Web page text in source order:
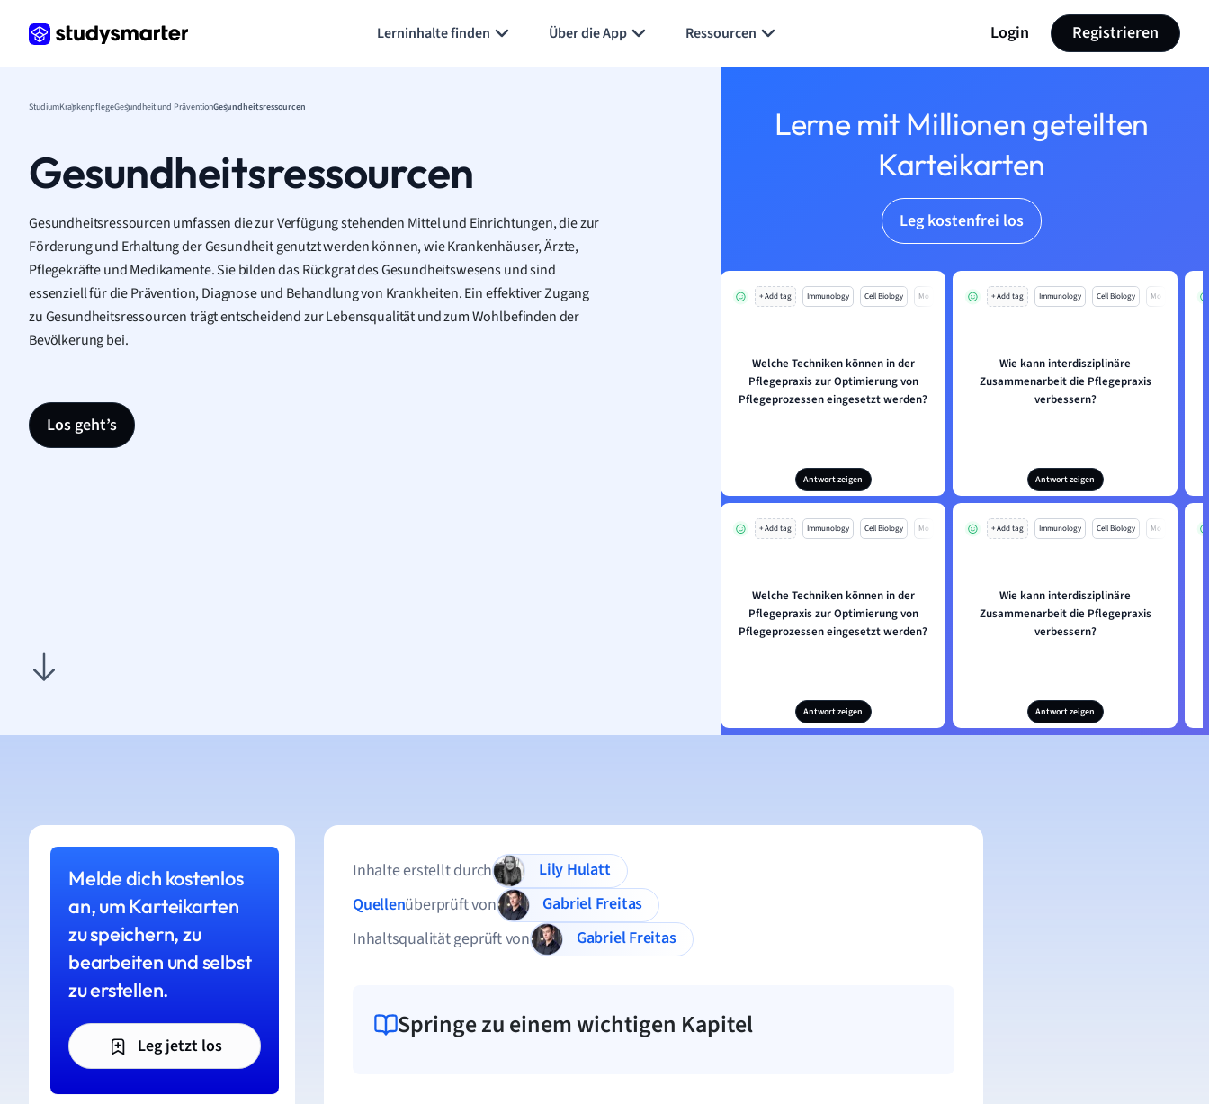
Lerninhalte finden Über die App Ressourcen Login Registrieren
StudiumKrankenpflegeGesundheit und PräventionGesundheitsressourcen
Gesundheitsressourcen
Gesundheitsressourcen umfassen die zur Verfügung stehenden Mittel und Einrichtungen, die zur
Förderung und Erhaltung der Gesundheit genutzt werden können, wie Krankenhäuser, Ärzte,
Pflegekräfte und Medikamente. Sie bilden das Rückgrat des Gesundheitswesens und sind
essenziell für die Prävention, Diagnose und Behandlung von Krankheiten. Ein effektiver Zugang
zu Gesundheitsressourcen trägt entscheidend zur Lebensqualität und zum Wohlbefinden der
Bevölkerung bei.
Los geht’s
Lerne mit Millionen geteilten
Karteikarten
Leg kostenfrei los
+ Add tag Immunology Cell Biology Mo
Welche Techniken können in der
Pflegepraxis zur Optimierung von
Pflegeprozessen eingesetzt werden?
Antwort zeigen
+ Add tag Immunology Cell Biology Mo
Wie kann interdisziplinäre
Zusammenarbeit die Pflegepraxis
verbessern?
Antwort zeigen
+ Add tag Immunology Cell Biology Mo
Welche Techniken können in der
Pflegepraxis zur Optimierung von
Pflegeprozessen eingesetzt werden?
Antwort zeigen
+ Add tag Immunology Cell Biology Mo
Wie kann interdisziplinäre
Zusammenarbeit die Pflegepraxis
verbessern?
Antwort zeigen
Melde dich kostenlos
an, um Karteikarten
zu speichern, zu
bearbeiten und selbst
zu erstellen.
Leg jetzt los
Inhalte erstellt durch
Lily Hulatt
Quellenüberprüft von
Gabriel Freitas
Inhaltsqualität geprüft von
Gabriel Freitas
Springe zu einem wichtigen Kapitel